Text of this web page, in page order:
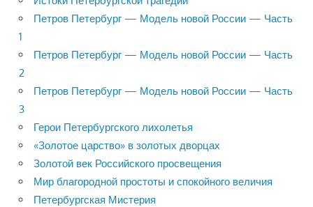
Петров Петербург — Модель новой России — Часть
1
Петров Петербург — Модель новой России — Часть
2
Петров Петербург — Модель новой России — Часть
3
Герои Петербургского лихолетья
«Золотое царство» в золотых дворцах
Золотой век Российского просвещения
Мир благородной простоты и спокойного величия
Петербургская Мистерия